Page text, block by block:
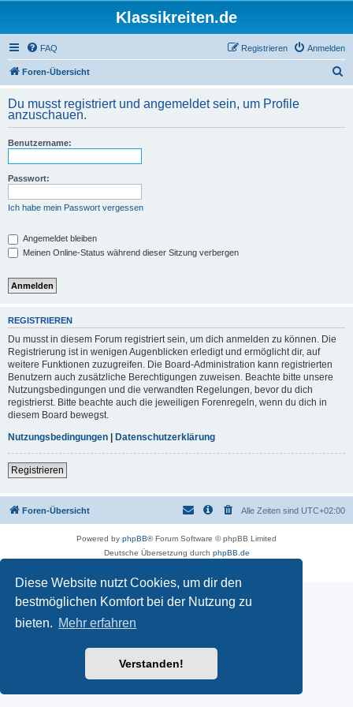
Diese Website nutzt Cookies, um dir den
bestmöglichen Komfort bei der Nutzung zu
bieten. Mehr erfahren
Verstanden!
Klassikreiten.de
FAQ Anmelden
Registrieren
Foren-Übersicht
h
Du musst registriert und angemeldet sein, um Profile
anzuschauen.
Benutzername:
Passwort:
Ich habe mein Passwort vergessen
Angemeldet bleiben
Meinen Online-Status während dieser Sitzung verbergen
REGISTRIEREN
Du musst in diesem Forum registriert sein, um dich anmelden zu können. Die
Registrierung ist in wenigen Augenblicken erledigt und ermöglicht dir, auf
weitere Funktionen zuzugreifen. Die Board-Administration kann registrierten
Benutzern auch zusätzliche Berechtigungen zuweisen. Beachte bitte unsere
Nutzungsbedingungen und die verwandten Regelungen, bevor du dich
registrierst. Bitte beachte auch die jeweiligen Forenregeln, wenn du dich in
diesem Board bewegst.
Nutzungsbedingungen | Datenschutzerklärung
Registrieren
Foren-Übersicht Alle Zeiten sind UTC+02:00
Powered by phpBB® Forum Software © phpBB Limited
Deutsche Übersetzung durch phpBB.de